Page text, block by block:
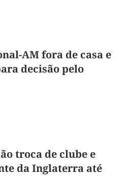
AM fora de casa e
decisão pelo
troca de clube e
da Inglaterra até